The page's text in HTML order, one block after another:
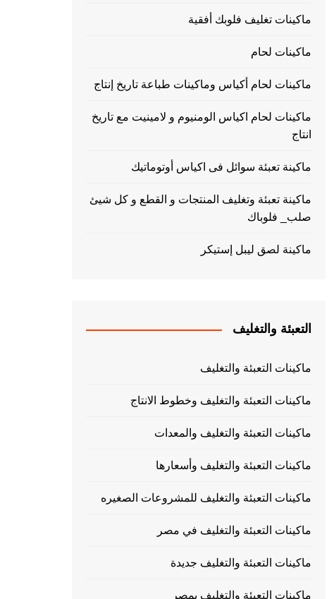
ماكينات تغليف فلوبك أفقية
ماكينات لحام
ماكينات لحام أكياس وماكينات طباعة تاريخ إنتاج
ماكينات لحام اكياس الومنيوم و لامينيت مع تاريخ
انتاج
ماكينة تعبئة سوائل فى اكياس أوتوماتيك
ماكينة تعبئة وتغليف المنتجات و القطع و كل شيئ
صلب_ فلوباك
ماكينة لصق ليبل إستيكر
التعبئة والتغليف
ماكينات التعبئة والتغليف
ماكينات التعبئة والتغليف وخطوط الانتاج
ماكينات التعبئة والتغليف والمعدات
ماكينات التعبئة والتغليف وأسعارها
ماكينات التعبئة والتغليف للمشروعات الصغيره
ماكينات التعبئة والتغليف في مصر
ماكينات التعبئة والتغليف جديدة
ماكينات التعبئة والتغليف بمصر